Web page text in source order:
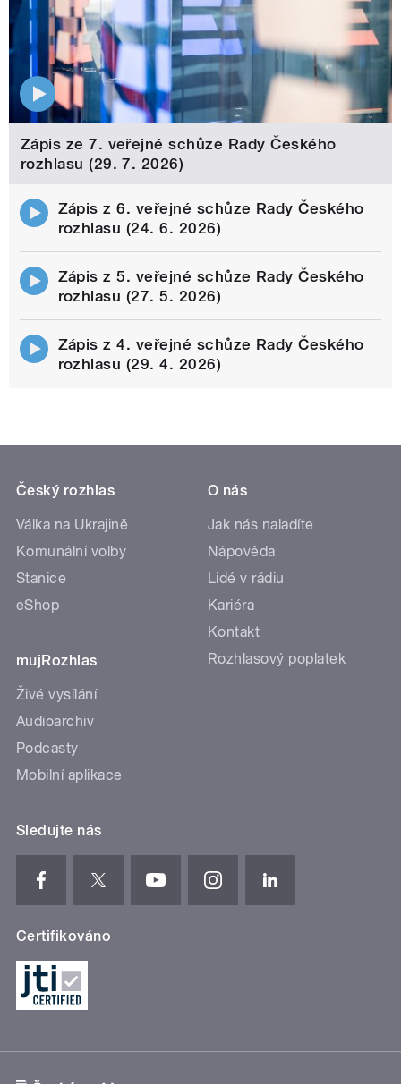
Zápis ze 7. veřejné schůze Rady Českého
rozhlasu (29. 7. 2026)
Zápis z 6. veřejné schůze Rady Českého
rozhlasu (24. 6. 2026)
Zápis z 5. veřejné schůze Rady Českého
rozhlasu (27. 5. 2026)
Zápis z 4. veřejné schůze Rady Českého
rozhlasu (29. 4. 2026)
Český rozhlas
Válka na Ukrajině
Komunální volby
Stanice
eShop
mujRozhlas
Živé vysílání
Audioarchiv
Podcasty
Mobilní aplikace
O nás
Jak nás naladíte
Nápověda
Lidé v rádiu
Kariéra
Kontakt
Rozhlasový poplatek
Sledujte nás
Certifikováno